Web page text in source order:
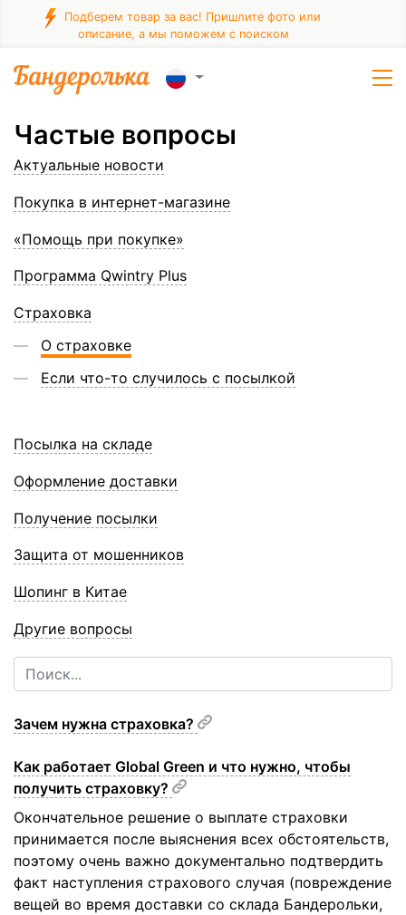
Подберем товар за вас! Пришлите фото или
описание, а мы поможем с поиском
Частые вопросы
Актуальные новости
Покупка в интернет-магазине
«Помощь при покупке»
Программа Qwintry Plus
Страховка
О страховке
Если что-то случилось с посылкой
Посылка на складе
Оформление доставки
Получение посылки
Защита от мошенников
Шопинг в Китае
Другие вопросы
Зачем нужна страховка?
Как работает Global Green и что нужно, чтобы
получить страховку?
Окончательное решение о выплате страховки
принимается после выяснения всех обстоятельств,
поэтому очень важно документально подтвердить
факт наступления страхового случая (повреждение
вещей во время доставки со склада Бандерольки,